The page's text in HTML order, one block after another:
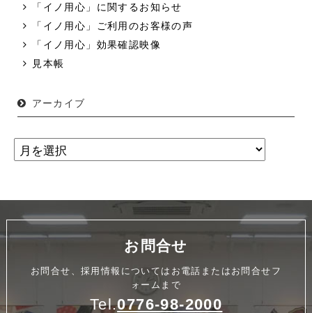
「イノ用心」に関するお知らせ
「イノ用心」ご利用のお客様の声
「イノ用心」効果確認映像
見本帳
アーカイブ
お問合せ
お問合せ、採用情報についてはお電話またはお問合せフ
ォームまで
Tel.0776-98-2000